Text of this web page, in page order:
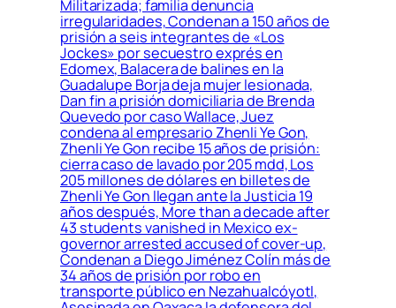
Militarizada; familia denuncia
irregularidades, Condenan a 150 años de
prisión a seis integrantes de «Los
Jockes» por secuestro exprés en
Edomex, Balacera de balines en la
Guadalupe Borja deja mujer lesionada,
Dan fin a prisión domiciliaria de Brenda
Quevedo por caso Wallace, Juez
condena al empresario Zhenli Ye Gon,
Zhenli Ye Gon recibe 15 años de prisión:
cierra caso de lavado por 205 mdd, Los
205 millones de dólares en billetes de
Zhenli Ye Gon llegan ante la Justicia 19
años después, More than a decade after
43 students vanished in Mexico ex-
governor arrested accused of cover-up,
Condenan a Diego Jiménez Colín más de
34 años de prisión por robo en
transporte público en Nezahualcóyotl,